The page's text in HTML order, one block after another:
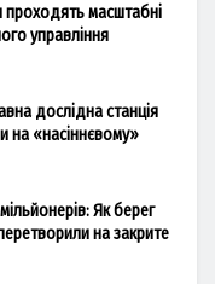
проходять масштабні
управління
дослідна станція
на «насіннєвому»
Як берег
на закрите